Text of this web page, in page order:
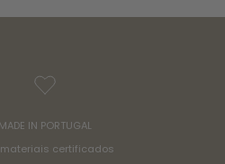
MADE IN PORTUGAL
certificados